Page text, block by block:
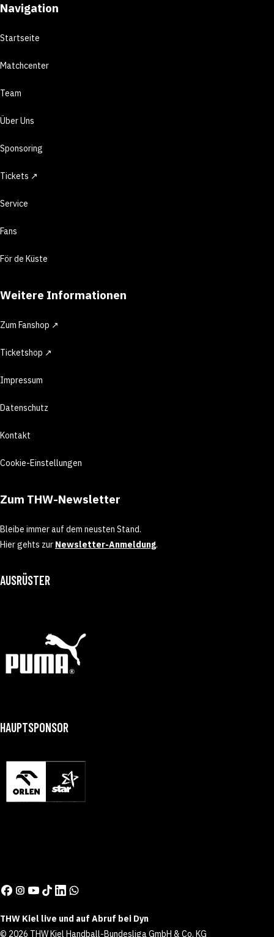
Navigation
Startseite
Matchcenter
Team
Über Uns
Sponsoring
Tickets ↗
Service
Fans
För de Küste
Weitere Informationen
Zum Fanshop ↗
Ticketshop ↗
Impressum
Datenschutz
Kontakt
Cookie-Einstellungen
Zum THW-Newsletter
Bleibe immer auf dem neusten Stand.
Hier gehts zur Newsletter-Anmeldung.
AUSRÜSTER
HAUPTSPONSOR
THW Kiel live und auf Abruf bei Dyn
© 2026 THW Kiel Handball-Bundesliga GmbH & Co. KG